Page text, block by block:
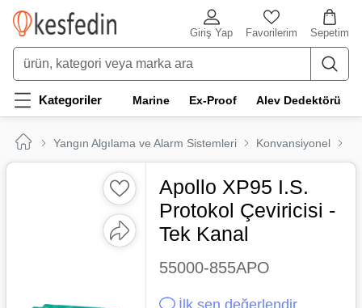
Sepetim
Favorilerim
Giriş Yap
Kategoriler Marine Ex-Proof Alev Dedektörü
Yangın Algılama ve Alarm Sistemleri Konvansiyonel
Apollo XP95 I.S.
Protokol Çeviricisi -
Tek Kanal
55000-855APO
İlk sen değerlendir